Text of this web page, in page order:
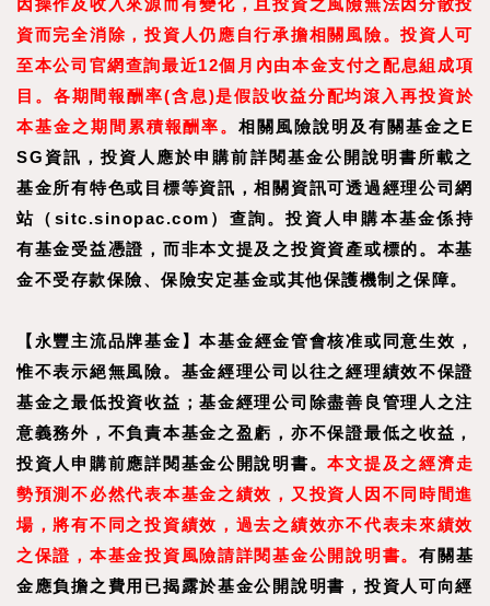
因操作及收入來源而有變化，且投資之風險無法因分散投
資而完全消除，投資人仍應自行承擔相關風險。投資人可
至本公司官網查詢最近12個月內由本金支付之配息組成項
目。 各期間報酬率(含息)是假設收益分配均滾入再投資於
本基金之期間累積報酬率。相關風險說明及有關基金之E
SG資訊，投資人應於申購前詳閱基金公開說明書所載之
基金所有特色或目標等資訊，相關資訊可透過經理公司網
站（sitc.sinopac.com）查詢。投資人申購本基金係持
有基金受益憑證，而非本文提及之投資資產或標的。本基
金不受存款保險、保險安定基金或其他保護機制之保障。
【永豐主流品牌基金 】本基金經金管會核准或同意生效，
惟不表示絕無風險。基金經理公司以往之經理績效不保證
基金之最低投資收益；基金經理公司除盡善良管理人之注
意義務外，不負責本基金之盈虧，亦不保證最低之收益，
投資人申購前應詳閱基金公開說明書。本文提及之經濟走
勢預測不必然代表本基金之績效，又投資人因不同時間進
場，將有不同之投資績效，過去之績效亦不代表未來績效
之保證，本基金投資風險請詳閱基金公開說明書。有關基
金應負擔之費用已揭露於基金公開說明書，投資人可向經